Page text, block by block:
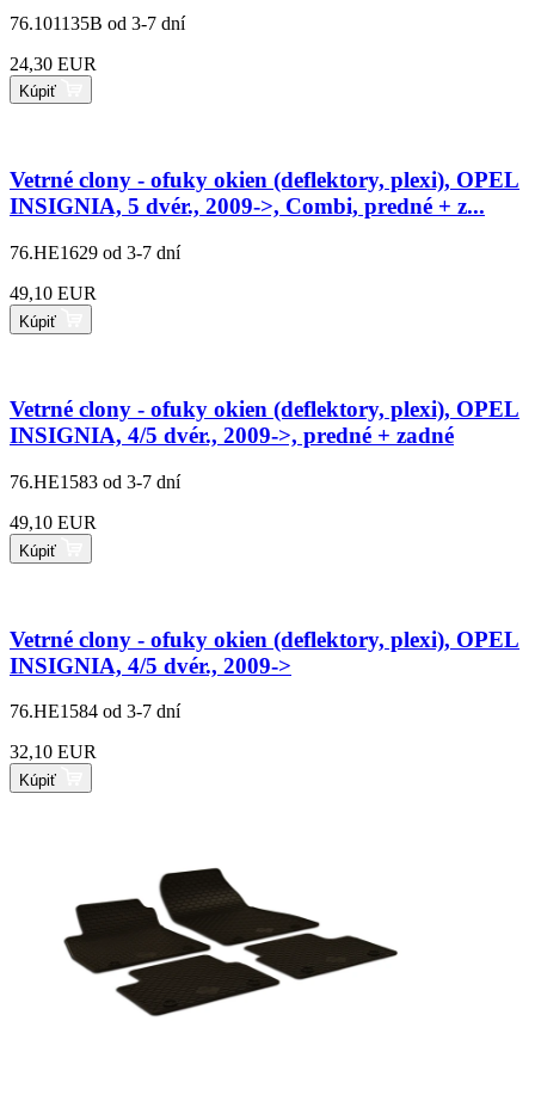
76.101135B od 3-7 dní
24,30 EUR
Kúpiť
Vetrné clony - ofuky okien (deflektory, plexi), OPEL
INSIGNIA, 5 dvér., 2009->, Combi, predné + z...
76.HE1629 od 3-7 dní
49,10 EUR
Kúpiť
Vetrné clony - ofuky okien (deflektory, plexi), OPEL
INSIGNIA, 4/5 dvér., 2009->, predné + zadné
76.HE1583 od 3-7 dní
49,10 EUR
Kúpiť
Vetrné clony - ofuky okien (deflektory, plexi), OPEL
INSIGNIA, 4/5 dvér., 2009->
76.HE1584 od 3-7 dní
32,10 EUR
Kúpiť